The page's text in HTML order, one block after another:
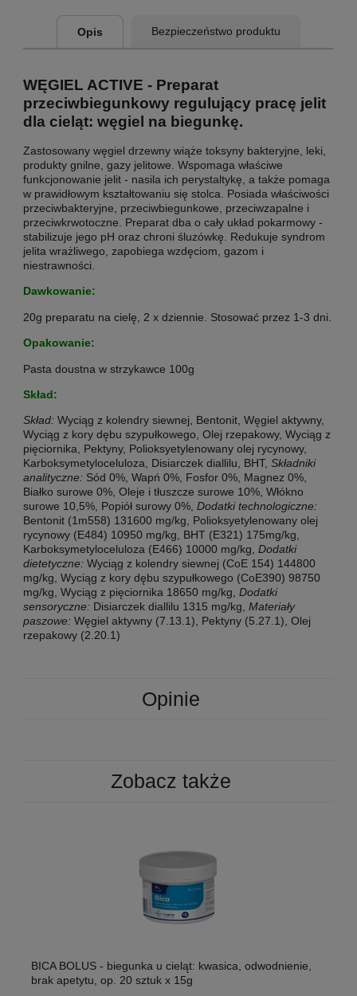
Opis Bezpieczeństwo produktu
WĘGIEL ACTIVE - Preparat
przeciwbiegunkowy regulujący pracę jelit
dla cieląt: węgiel na biegunkę.
Zastosowany węgiel drzewny wiąże toksyny bakteryjne, leki,
produkty gnilne, gazy jelitowe. Wspomaga właściwe
funkcjonowanie jelit - nasila ich perystaltykę, a także pomaga
w prawidłowym kształtowaniu się stolca. Posiada właściwości
przeciwbakteryjne, przeciwbiegunkowe, przeciwzapalne i
przeciwkrwotoczne. Preparat dba o cały układ pokarmowy -
stabilizuje jego pH oraz chroni śluzówkę. Redukuje syndrom
jelita wrażliwego, zapobiega wzdęciom, gazom i
niestrawności.
Dawkowanie:
20g preparatu na cielę, 2 x dziennie. Stosować przez 1-3 dni.
Opakowanie:
Pasta doustna w strzykawce 100g
Skład:
Skład: Wyciąg z kolendry siewnej, Bentonit, Węgiel aktywny,
Wyciąg z kory dębu szypułkowego, Olej rzepakowy, Wyciąg z
pięciornika, Pektyny, Polioksyetylenowany olej rycynowy,
Karboksymetyloceluloza, Disiarczek diallilu, BHT, Składniki
analityczne: Sód 0%, Wapń 0%, Fosfor 0%, Magnez 0%,
Białko surowe 0%, Oleje i tłuszcze surowe 10%, Włókno
surowe 10,5%, Popiół surowy 0%, Dodatki technologiczne:
Bentonit (1m558) 131600 mg/kg, Polioksyetylenowany olej
rycynowy (E484) 10950 mg/kg, BHT (E321) 175mg/kg,
Karboksymetyloceluloza (E466) 10000 mg/kg, Dodatki
dietetyczne: Wyciąg z kolendry siewnej (CoE 154) 144800
mg/kg, Wyciąg z kory dębu szypułkowego (CoE390) 98750
mg/kg, Wyciąg z pięciornika 18650 mg/kg, Dodatki
sensoryczne: Disiarczek diallilu 1315 mg/kg, Materiały
paszowe: Węgiel aktywny (7.13.1), Pektyny (5.27.1), Olej
rzepakowy (2.20.1)
Opinie
Zobacz także
BICA BOLUS - biegunka u cieląt: kwasica, odwodnienie,
brak apetytu, op. 20 sztuk x 15g